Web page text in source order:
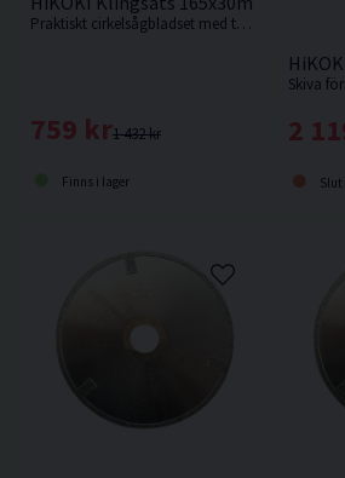
Praktiskt cirkelsågbladset med tre klingor i aluminiumlåda
1 432 kr
759 kr
Finns i lager
2